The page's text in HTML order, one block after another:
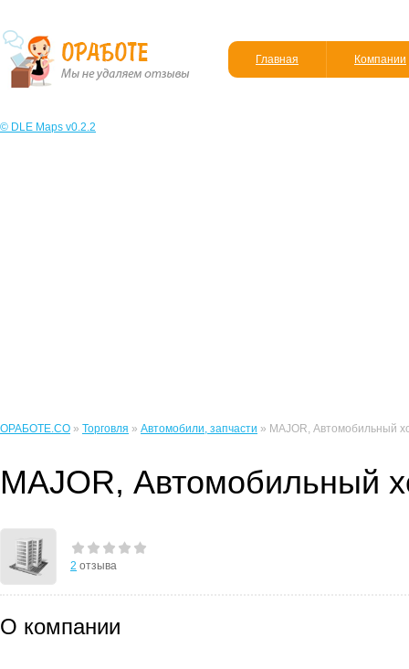
Главная Компании
© DLE Maps v0.2.2
ОРАБОТЕ.CO » Торговля » Автомобили, запчасти » MAJOR, Автомобильный
MAJOR, Автомобильный
2 отзыва
О компании